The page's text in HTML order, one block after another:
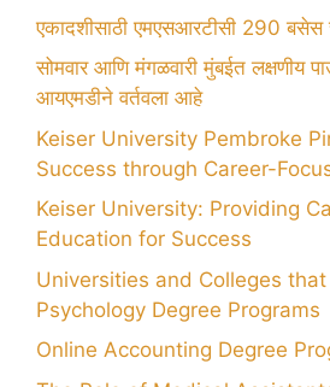
एकादशीसाठी एमएसआरटीसी 290
सोमवार आणि मंगळवारी मुंबईत लक्षणीय
आयएमडीने वर्तवला आहे
Keiser University Pembroke
Success through Career-
Keiser University: Providing
Education for Success
Universities and Colleges
Psychology Degree Programs
Online Accounting Degree